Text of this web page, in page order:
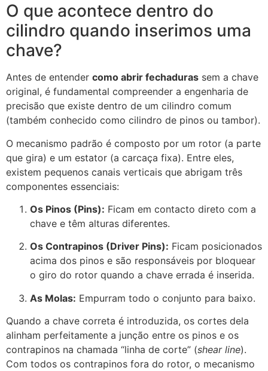
O que acontece dentro do
cilindro quando inserimos uma
chave?
Antes de entender como abrir fechaduras sem a chave
original, é fundamental compreender a engenharia de
precisão que existe dentro de um cilindro comum
(também conhecido como cilindro de pinos ou tambor).
O mecanismo padrão é composto por um rotor (a parte
que gira) e um estator (a carcaça fixa). Entre eles,
existem pequenos canais verticais que abrigam três
componentes essenciais:
Os Pinos (Pins): Ficam em contacto direto com a
chave e têm alturas diferentes.
Os Contrapinos (Driver Pins): Ficam posicionados
acima dos pinos e são responsáveis por bloquear
o giro do rotor quando a chave errada é inserida.
As Molas: Empurram todo o conjunto para baixo.
Quando a chave correta é introduzida, os cortes dela
alinham perfeitamente a junção entre os pinos e os
contrapinos na chamada “linha de corte” (shear line).
Com todos os contrapinos fora do rotor, o mecanismo